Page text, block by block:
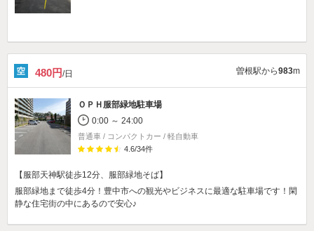
480円/日 曽根駅から983m
ＯＰＨ服部緑地駐車場
0:00 ～ 24:00
普通車 / コンパクトカー / 軽自動車
4.6/34件
【服部天神駅徒歩12分、服部緑地そば】
服部緑地まで徒歩4分！豊中市への観光やビジネスに最適な駐車場です！閑
静な住宅街の中にあるので安心♪